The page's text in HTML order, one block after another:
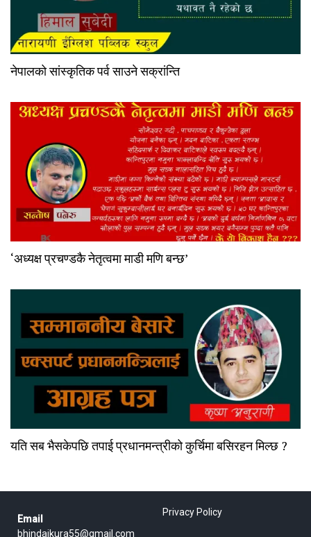
नेपालको सांस्कृतिक पर्व साउने सक्रांन्ति
‘अध्यक्ष प्रचण्डकै नेतृत्वमा माडी मणि बन्छ’
यति सब भैसकेपछि तपाई प्रधानमन्त्रीको कुर्चिमा बसिरहन मिल्छ ?
Email
bhindaikura55@gmail.com
Privacy Policy